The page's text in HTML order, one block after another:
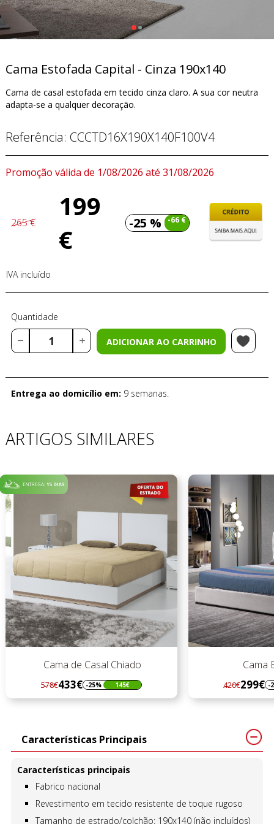
Cama Estofada Capital - Cinza 190x140
Cama de casal estofada em tecido cinza claro. A sua cor neutra
adapta-se a qualquer decoração.
Referência: CCCTD16X190X140F100V4
Promoção válida de 1/08/2026 até 31/08/2026
265 €
199
€
-25 % -66 €
IVA incluído
Quantidade
ADICIONAR AO CARRINHO
Entrega ao domicílio em: 9 semanas.
ARTIGOS SIMILARES
Cama de Casal Chiado
Regular
preço
578€433€
Preço -25% 145€
Cama
Regular
preço
420€299€
Preço -
Características Principais
Características principais
Fabrico nacional
Revestimento em tecido resistente de toque rugoso
Tamanho de estrado/colchão: 190x140 (não incluídos)